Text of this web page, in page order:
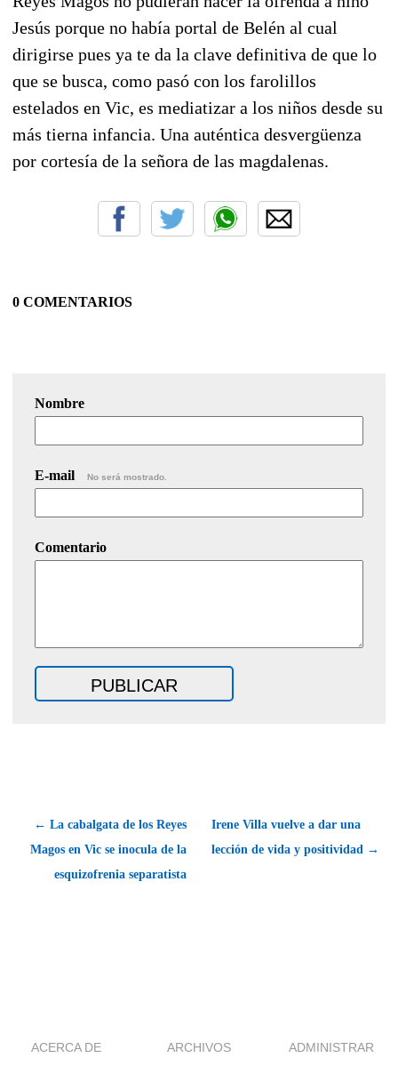
Jesús porque no había portal de Belén al cual
dirigirse pues ya te da la clave definitiva de que lo
que se busca, como pasó con los farolillos
estelados en Vic, es mediatizar a los niños desde su
más tierna infancia. Una auténtica desvergüenza
por cortesía de la señora de las magdalenas.
0 COMENTARIOS
Nombre
E-mail No será mostrado.
Comentario
← La cabalgata de los Reyes
Magos en Vic se inocula de la
esquizofrenia separatista
Irene Villa vuelve a dar una
lección de vida y positividad →
ACERCA DE ARCHIVOS ADMINISTRAR